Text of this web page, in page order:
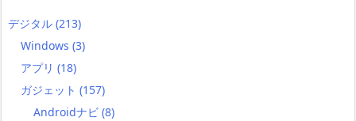
デジタル (213)
Windows (3)
アプリ (18)
ガジェット (157)
Androidナビ (8)